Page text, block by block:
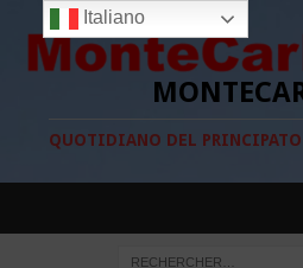
QUOTIDIANO DEL
Italiano